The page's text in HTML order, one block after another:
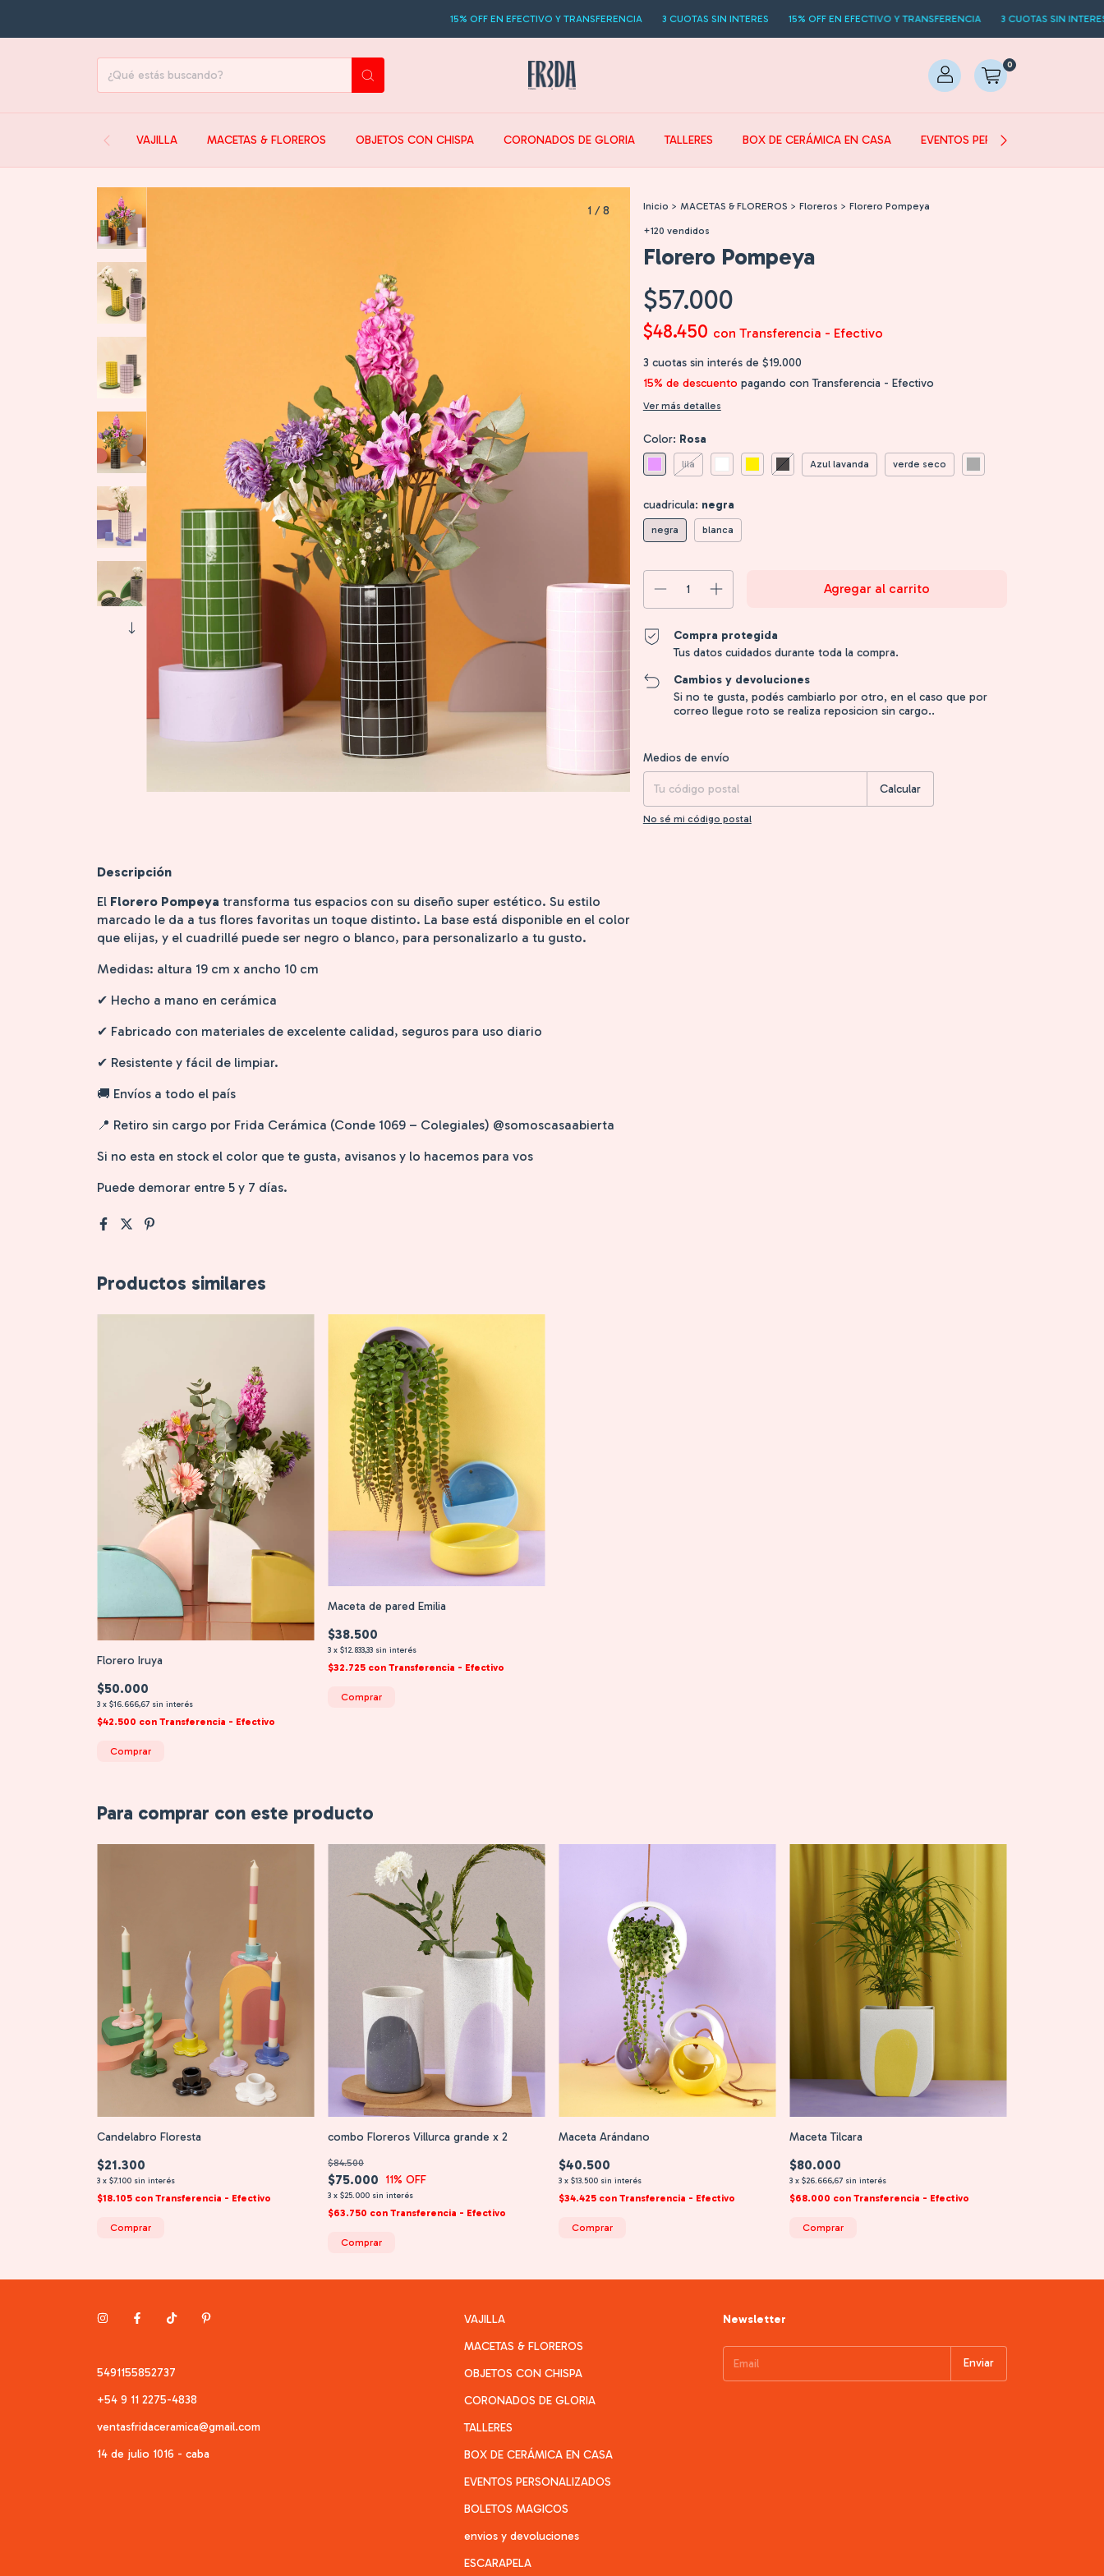
15% OFF EN EFECTIVO Y TRANSFERENCIA 3 CUOTAS SIN INTERES 15% OFF EN EFECTIVO Y TRANSFERENCIA 3 CUOTAS SIN INTERES 15%
0
VAJILLA MACETAS & FLOREROS OBJETOS CON CHISPA CORONADOS DE GLORIA TALLERES BOX DE CERÁMICA EN CASA EVENTOS PERSONALIZADOS
1/8 Inicio > MACETAS & FLOREROS > Floreros > Florero Pompeya
+120 vendidos
Florero Pompeya
$57.000
$48.450 con Transferencia - Efectivo
3 cuotas sin interés de $19.000
15% de descuento pagando con Transferencia - Efectivo
Ver más detalles
Color: Rosa
lila Azul lavanda verde seco
cuadricula: negra
negra blanca
Compra protegida
Tus datos cuidados durante toda la compra.
Cambios y devoluciones
Si no te gusta, podés cambiarlo por otro, en el caso que por
correo llegue roto se realiza reposicion sin cargo..
Entregas para el CP:
Medios de envío
Calcular
No sé mi código postal
Descripción
El Florero Pompeya transforma tus espacios con su diseño super estético. Su estilo
marcado le da a tus flores favoritas un toque distinto. La base está disponible en el color
que elijas, y el cuadrillé puede ser negro o blanco, para personalizarlo a tu gusto.
Medidas: altura 19 cm x ancho 10 cm
✔ Hecho a mano en cerámica
✔ Fabricado con materiales de excelente calidad, seguros para uso diario
✔ Resistente y fácil de limpiar.
🚚 Envíos a todo el país
📍 Retiro sin cargo por Frida Cerámica (Conde 1069 – Colegiales) @somoscasaabierta
Si no esta en stock el color que te gusta, avisanos y lo hacemos para vos
Puede demorar entre 5 y 7 días.
Productos similares
Florero Iruya
$50.000
3 x $16.666,67 sin interés
$42.500 con Transferencia - Efectivo
Comprar
Maceta de pared Emilia
$38.500
3 x $12.833,33 sin interés
$32.725 con Transferencia - Efectivo
Comprar
Para comprar con este producto
Candelabro Floresta
$21.300
3 x $7.100 sin interés
$18.105 con Transferencia - Efectivo
Comprar
combo Floreros Villurca grande x 2
$75.000
$84.500
11% OFF
3 x $25.000 sin interés
$63.750 con Transferencia - Efectivo
Comprar
Maceta Arándano
$40.500
3 x $13.500 sin interés
$34.425 con Transferencia - Efectivo
Comprar
Maceta Tilcara
$80.000
3 x $26.666,67 sin interés
$68.000 con Transferencia - Efectivo
Comprar
5491155852737
+54 9 11 2275-4838
ventasfridaceramica@gmail.com
14 de julio 1016 - caba
VAJILLA
MACETAS & FLOREROS
OBJETOS CON CHISPA
CORONADOS DE GLORIA
TALLERES
BOX DE CERÁMICA EN CASA
EVENTOS PERSONALIZADOS
BOLETOS MAGICOS
envios y devoluciones
ESCARAPELA
Newsletter